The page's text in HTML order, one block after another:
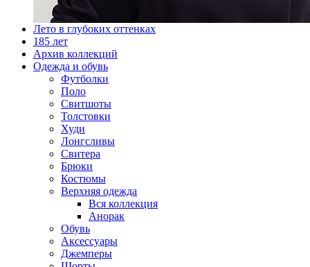
Лето в глубоких оттенках
185 лет
Архив коллекций
Одежда и обувь
Футболки
Поло
Свитшоты
Толстовки
Худи
Лонгсливы
Свитера
Брюки
Костюмы
Верхняя одежда
Вся коллекция
Анорак
Обувь
Аксессуары
Джемперы